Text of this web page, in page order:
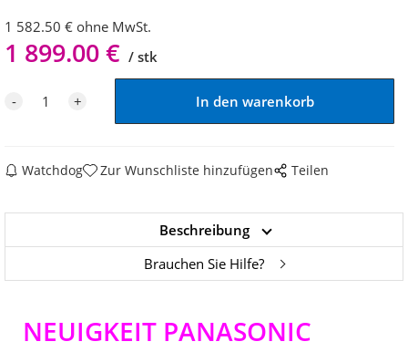
1 582.50 € ohne MwSt.
1 899.00€ stk
Watchdog Zur Wunschliste hinzufügen Teilen
Beschreibung
Brauchen Sie Hilfe?
NEUIGKEIT PANASONIC